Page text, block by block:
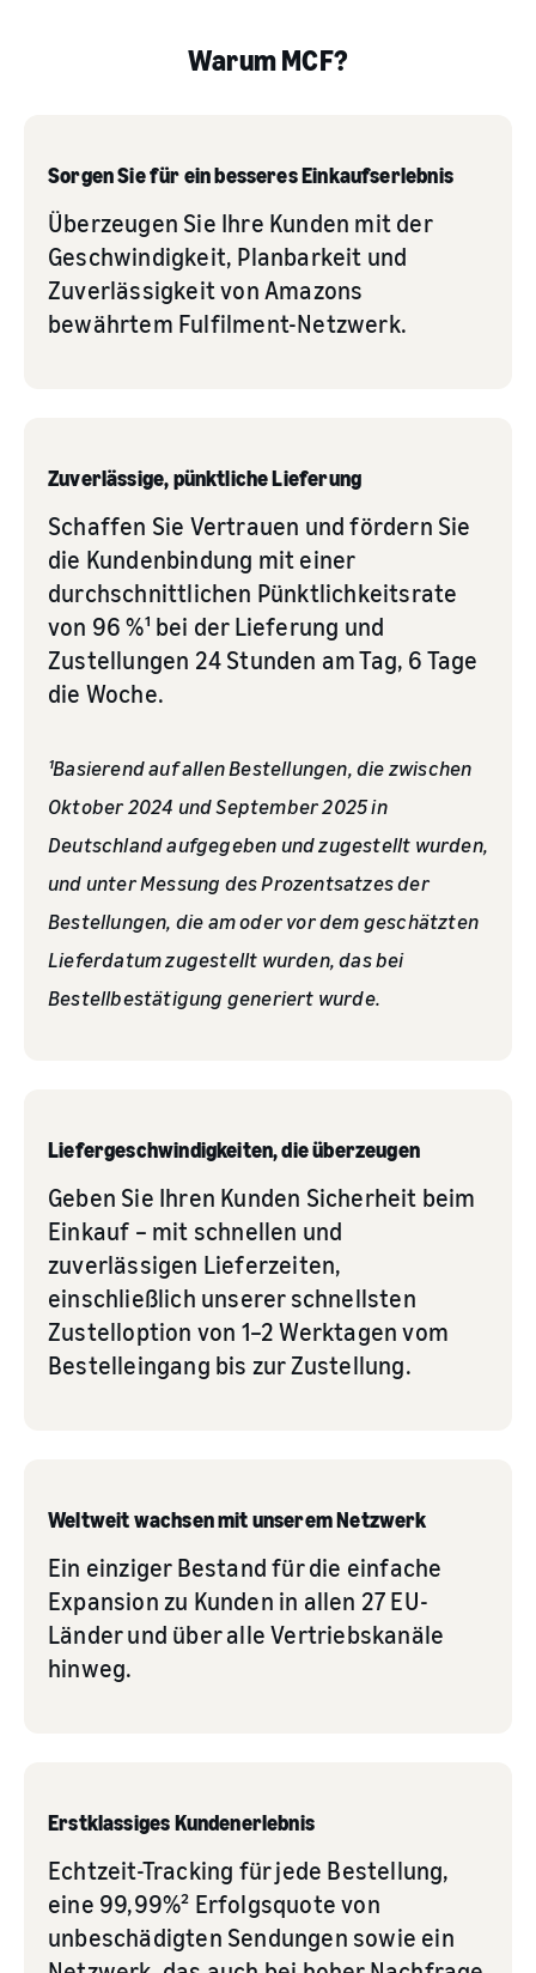
Warum MCF?
Sorgen Sie für ein besseres Einkaufserlebnis
Überzeugen Sie Ihre Kunden mit der
Geschwindigkeit, Planbarkeit und
Zuverlässigkeit von Amazons
bewährtem Fulfilment-Netzwerk.
Zuverlässige, pünktliche Lieferung
Schaffen Sie Vertrauen und fördern Sie
die Kundenbindung mit einer
durchschnittlichen Pünktlichkeitsrate
von 96 %¹ bei der Lieferung und
Zustellungen 24 Stunden am Tag, 6 Tage
die Woche.
¹Basierend auf allen Bestellungen, die zwischen
Oktober 2024 und September 2025 in
Deutschland aufgegeben und zugestellt wurden,
und unter Messung des Prozentsatzes der
Bestellungen, die am oder vor dem geschätzten
Lieferdatum zugestellt wurden, das bei
Bestellbestätigung generiert wurde.
Liefergeschwindigkeiten, die überzeugen
Geben Sie Ihren Kunden Sicherheit beim
Einkauf – mit schnellen und
zuverlässigen Lieferzeiten,
einschließlich unserer schnellsten
Zustelloption von 1–2 Werktagen vom
Bestelleingang bis zur Zustellung.
Weltweit wachsen mit unserem Netzwerk
Ein einziger Bestand für die einfache
Expansion zu Kunden in allen 27 EU-
Länder und über alle Vertriebskanäle
hinweg.
Erstklassiges Kundenerlebnis
Echtzeit-Tracking für jede Bestellung,
eine 99,99%² Erfolgsquote von
unbeschädigten Sendungen sowie ein